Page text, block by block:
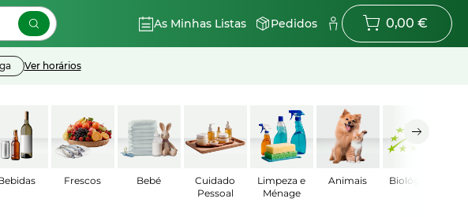
As Minhas Listas Pedidos 0,00 €
Ver horários
Frescos Bebé
Cuidado
Pessoal
Limpeza e
Ménage
Animais Biológicos